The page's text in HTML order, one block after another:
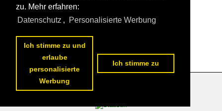
Datenschutzerklärung
zu. Mehr erfahren:
Datenschutz , Personalisierte Werbung
Ich stimme zu und
erlaube
personalisierte
Werbung
Ich stimme zu